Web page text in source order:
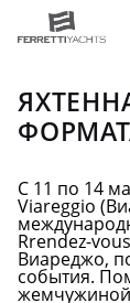
С 11 по 14
Viareggio
Rrendez-vous
Виареджо,
события.
жемчужиной